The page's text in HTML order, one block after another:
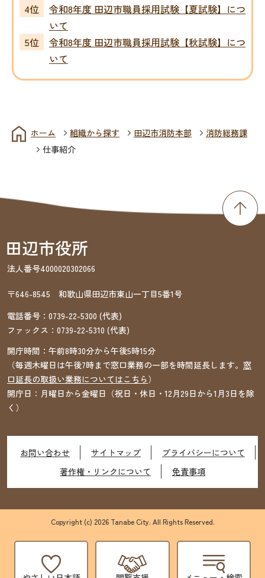
令和8年度 田辺市職員採用試験【夏試験】につ
いて
令和8年度 田辺市職員採用試験【秋試験】につ
いて
ホーム 組織から探す 田辺市消防本部
消防総務課
仕事紹介
法人番号4000020302066
〒646-8545 和歌山県田辺市東山一丁目5番1号
電話番号： 0739-22-5300 (代表)
ファックス： 0739-22-5310 (代表)
開庁時間：午前8時30分から午後5時15分
（毎週木曜日は午後7時まで窓口業務の一部を時間延長します。 窓
口延長の取扱い業務についてはこちら）
開庁日：月曜日から金曜日（祝日・休日・12月29日から1月3日を除
く）
お問い合わせ サイトマップ
プライバシーについて
著作権・リンクについて
免責事項
Copyright (c) 2026 Tanabe City. All Rights Reserved.